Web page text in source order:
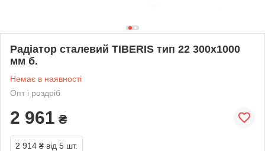
Радіатор сталевий TIBERIS тип 22 300х1000
мм б.
Немає в наявності
Опт і роздріб
2 961 ₴
2 914 ₴ від 5 шт.